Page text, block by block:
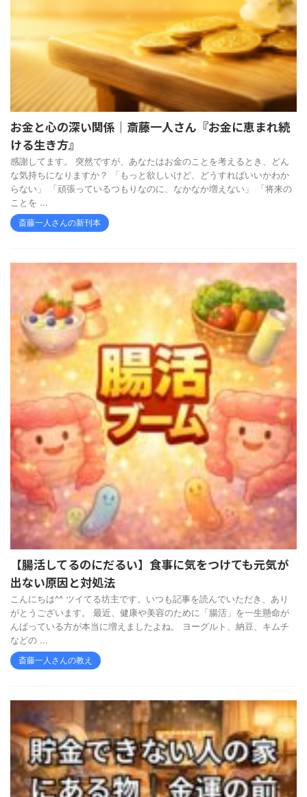
お金と心の深い関係｜斎藤一人さん『お金に恵まれ続
ける生き方』
感謝してます。 突然ですが、あなたはお金のことを考えるとき、どん
な気持ちになりますか？ 「もっと欲しいけど、どうすればいいかわか
らない」 「頑張っているつもりなのに、なかなか増えない」 「将来の
ことを ...
斎藤一人さんの新刊本
【腸活してるのにだるい】食事に気をつけても元気が
出ない原因と対処法
こんにちは^^ ツイてる坊主です。いつも記事を読んでいただき、あり
がとうございます。 最近、健康や美容のために「腸活」を一生懸命が
んばっている方が本当に増えましたよね。 ヨーグルト、納豆、キムチ
などの ...
斎藤一人さんの教え